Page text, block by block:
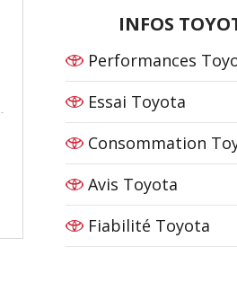
INFOS
Performances
Essai Toyota
Consommation
Avis Toyota
Fiabilité Toyota